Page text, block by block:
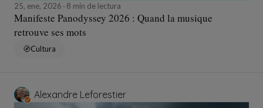
25, ene, 2026 8 min de lectura
Manifeste Panodyssey 2026 : Quand la musique
retrouve ses mots
Cultura
Alexandre Leforestier